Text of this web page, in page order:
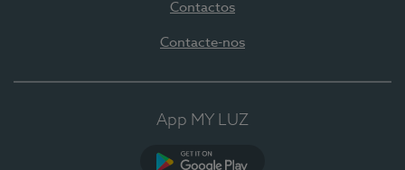
Contactos
Contacte-nos
App MY LUZ